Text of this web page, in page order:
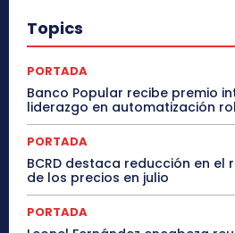
Topics
PORTADA
Banco Popular recibe premio
liderazgo en automatización
PORTADA
BCRD destaca reducción en el
de los precios en julio
PORTADA